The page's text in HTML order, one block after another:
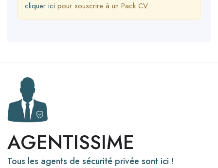
cliquer ici pour souscrire à un Pack CV.
AGENTISSIME
Tous les agents de sécurité privée sont ici !